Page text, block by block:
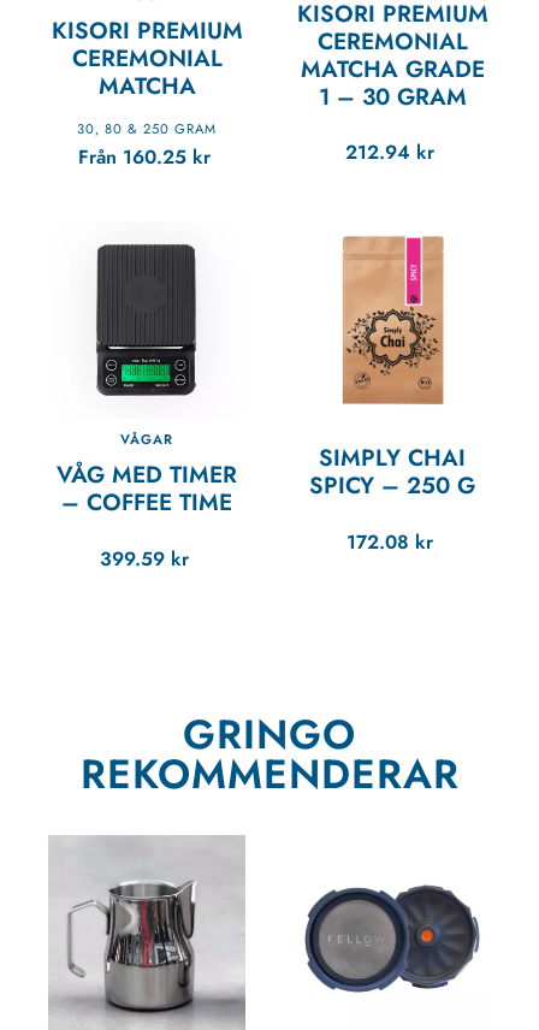
KISORI PREMIUM
CEREMONIAL
MATCHA
30, 80 & 250 GRAM
Från 160.25 kr
KISORI PREMIUM
CEREMONIAL
MATCHA GRADE
1 – 30 GRAM
212.94 kr
VÅGAR
VÅG MED TIMER
– COFFEE TIME
399.59 kr
SIMPLY CHAI
SPICY – 250 G
172.08 kr
GRINGO
REKOMMENDERAR